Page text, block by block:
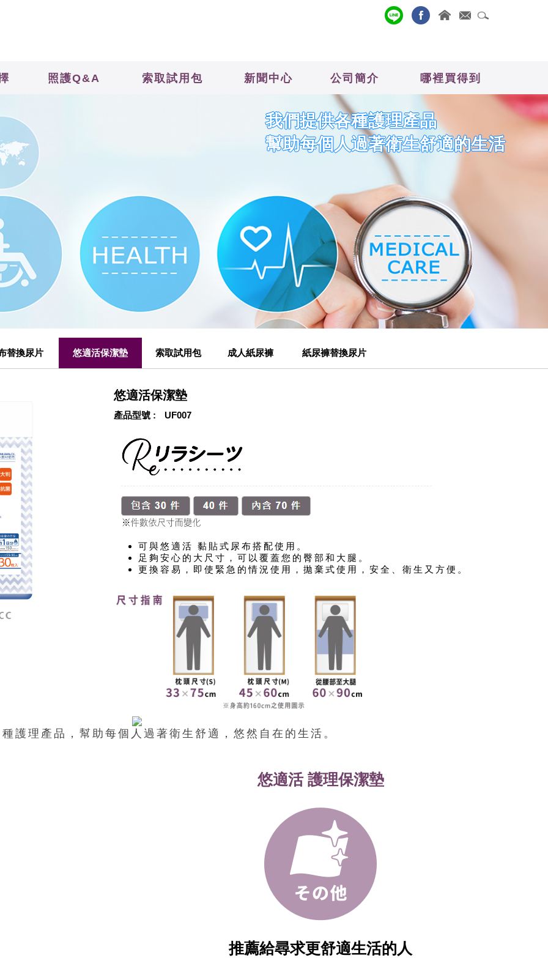
照護Q&A 索取試用包 新聞中心 公司簡介 哪裡買得到
我們提供各種護理產品
幫助每個人過著衛生舒適的生活
替換尿片 悠適活保潔墊 索取試用包 成人紙尿褲 紙尿褲替換尿片
悠適活保潔墊
產品型號 UF007
可與悠適活 黏貼式尿布搭配使用。
足夠安心的大尺寸，可以覆蓋您的臀部和大腿。
更換容易，即使緊急的情況使用，拋棄式使用，安全、衛生又方便。
護理產品， 幫助每個人過著衛生舒適，悠然自在的生活。
悠適活 護理保潔墊
推薦給尋求更舒適生活的人